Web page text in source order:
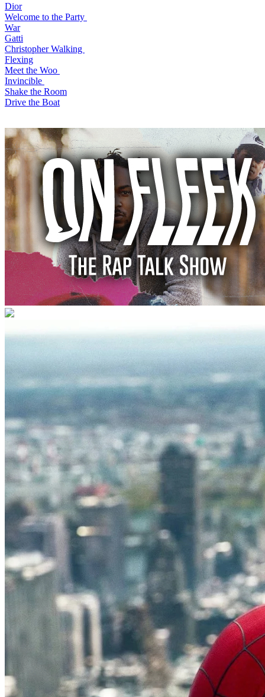
Dior
Welcome to the Party
War
Gatti
Christopher Walking
Flexing
Meet the Woo
Invincible
Shake the Room
Drive the Boat